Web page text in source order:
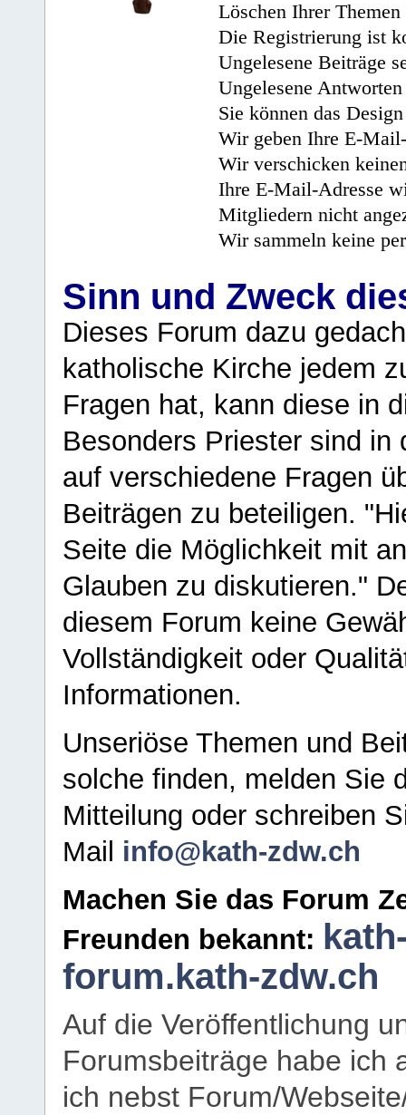
Löschen Ihrer
Die Registrierung ist
Ungelesene Beiträge
Ungelesene
Sie können das
Wir geben Ihre E-
Wir verschicken
Ihre E-Mail-Adresse
Mitgliedern nicht
Wir sammeln keine
Sinn und Zweck
Dieses Forum dazu
katholische Kirche jedem
Fragen hat, kann diese in
Besonders Priester sind in
auf verschiedene Fragen
Beiträgen zu beteiligen.
Seite die Möglichkeit mit
Glauben zu diskutieren."
diesem Forum keine
Vollständigkeit oder
Informationen.
Unseriöse Themen und
solche finden, melden Sie
Mitteilung oder schreiben
Mail info@kath-zdw.ch
Machen Sie das Forum
Freunden bekannt:
forum.kath-zdw.ch
Auf die Veröffentlichung
Forumsbeiträge habe ich
ich nebst Forum/